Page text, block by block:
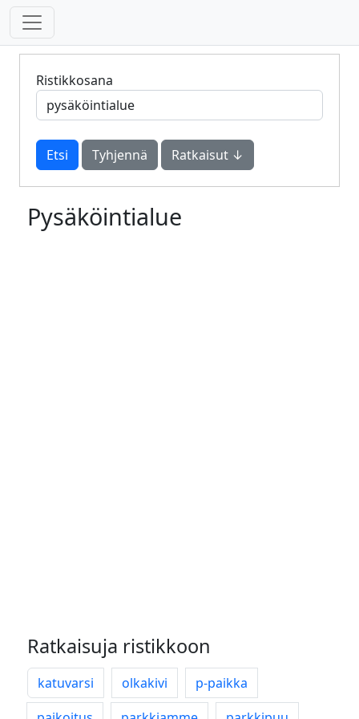
Ristikkosana
Tyhjennä Ratkaisut ↓
Pysäköintialue
Ratkaisuja ristikkoon
katuvarsi olkakivi
p-paikka